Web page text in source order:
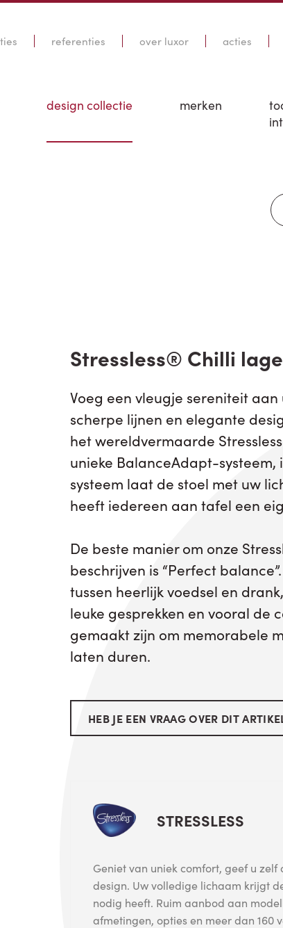
referenties over luxor acties
design collectie merken
Stressless® Chilli
Voeg een vleugje sereniteit
scherpe lijnen en elegante
het wereldvermaarde
unieke BalanceAdapt-
systeem laat de stoel met uw
heeft iedereen aan tafel een
De beste manier om onze
beschrijven is “Perfect
tussen heerlijk voedsel en
leuke gesprekken en vooral de
gemaakt zijn om memorabele
laten duren.
HEB JE EEN VRAAG OVER DIT
STRESSLESS
Geniet van uniek comfort, geef u
design. Uw volledige lichaam krijgt
nodig heeft. Ruim aanbod aan
afmetingen, opties en meer dan 160